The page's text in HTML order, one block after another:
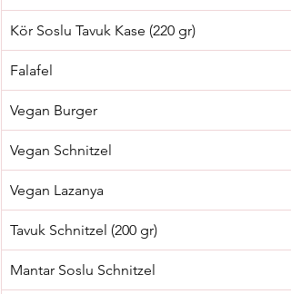
Kör Soslu Tavuk Kase (220 gr)
Falafel
Vegan Burger
Vegan Schnitzel
Vegan Lazanya
Tavuk Schnitzel (200 gr)
Mantar Soslu Schnitzel